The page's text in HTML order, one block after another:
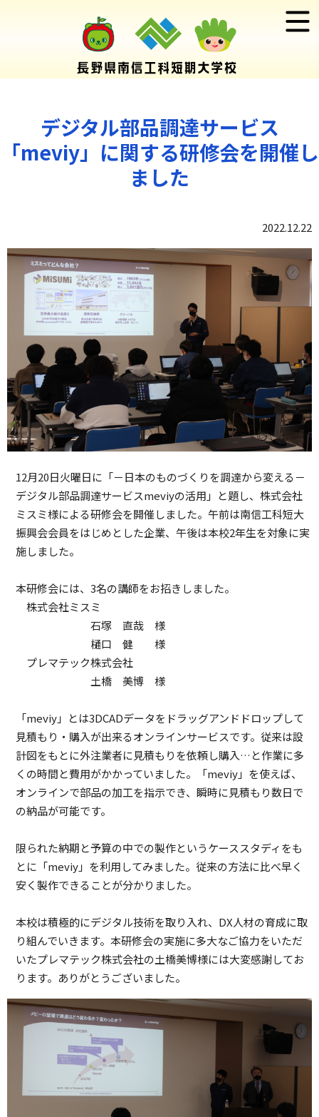
デジタル部品調達サービス
「meviy」に関する研修会を開催し
ました
2022.12.22
12月20日火曜日に「－日本のものづくりを調達から変える－
デジタル部品調達サービスmeviyの活用」と題し、株式会社
ミスミ様による研修会を開催しました。午前は南信工科短大
振興会会員をはじめとした企業、午後は本校2年生を対象に実
施しました。
本研修会には、3名の講師をお招きしました。
株式会社ミスミ
石塚 直哉 様
樋口 健 様
プレマテック株式会社
土橋 美博 様
「meviy」とは3DCADデータをドラッグアンドドロップして
見積もり・購入が出来るオンラインサービスです。従来は設
計図をもとに外注業者に見積もりを依頼し購入…と作業に多
くの時間と費用がかかっていました。「meviy」を使えば、
オンラインで部品の加工を指示でき、瞬時に見積もり数日で
の納品が可能です。
限られた納期と予算の中での製作というケーススタディをも
とに「meviy」を利用してみました。従来の方法に比べ早く
安く製作できることが分かりました。
本校は積極的にデジタル技術を取り入れ、DX人材の育成に取
り組んでいきます。本研修会の実施に多大なご協力をいただ
いたプレマテック株式会社の土橋美博様には大変感謝してお
ります。ありがとうございました。